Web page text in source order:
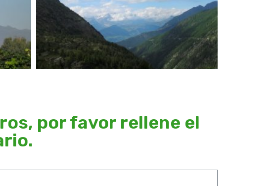
por favor rellene el